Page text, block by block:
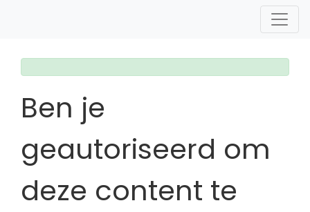
Ben je
geautoriseerd om
deze content te